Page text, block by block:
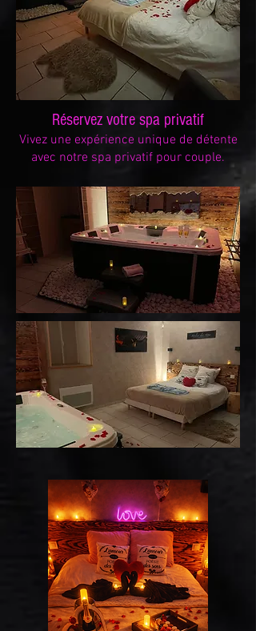
Réservez votre spa privatif
Vivez une expérience unique de détente
avec notre spa privatif pour couple.